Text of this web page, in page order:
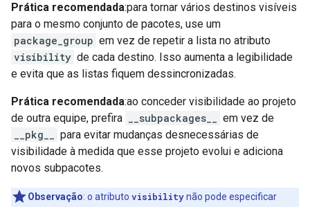
Prática recomendada:para tornar vários destinos visíveis
para o mesmo conjunto de pacotes, use um
package_group em vez de repetir a lista no atributo
visibility de cada destino. Isso aumenta a legibilidade
e evita que as listas fiquem dessincronizadas.
Prática recomendada:ao conceder visibilidade ao projeto
de outra equipe, prefira
__subpackages__
em vez de
__pkg__
para evitar mudanças desnecessárias de
visibilidade à medida que esse projeto evolui e adiciona
novos subpacotes.
Observação: o atributo visibilitynão pode especificar